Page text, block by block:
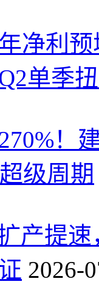
净利
单季
！
级周期
产提
2026-